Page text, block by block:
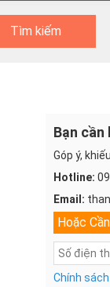
Tìm kiếm
Bạn
Góp ý,
Hotline:
Email:
Hoặc
Chính